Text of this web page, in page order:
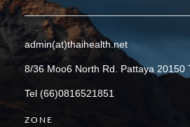
admin(at)thaihealth.net
8/36 Moo6 North Rd. Pattaya 20150
Tel (66)0816521851
ZONE